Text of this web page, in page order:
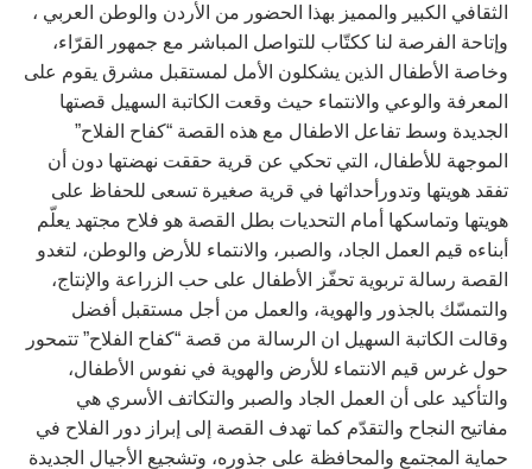
الثقافي الكبير والمميز بهذا الحضور من الأردن والوطن العربي ،
وإتاحة الفرصة لنا ككتّاب للتواصل المباشر مع جمهور القرّاء،
وخاصة الأطفال الذين يشكلون الأمل لمستقبل مشرق يقوم على
المعرفة والوعي والانتماء حيث وقعت الكاتبة السهيل قصتها
الجديدة وسط تفاعل الاطفال مع هذه القصة “كفاح الفلاح”
الموجهة للأطفال، التي تحكي عن قرية حققت نهضتها دون أن
تفقد هويتها وتدورأحداثها في قرية صغيرة تسعى للحفاظ على
هويتها وتماسكها أمام التحديات بطل القصة هو فلاح مجتهد يعلّم
أبناءه قيم العمل الجاد، والصبر، والانتماء للأرض والوطن، لتغدو
القصة رسالة تربوية تحفّز الأطفال على حب الزراعة والإنتاج،
والتمسّك بالجذور والهوية، والعمل من أجل مستقبل أفضل
وقالت الكاتبة السهيل ان الرسالة من قصة “كفاح الفلاح” تتمحور
حول غرس قيم الانتماء للأرض والهوية في نفوس الأطفال،
والتأكيد على أن العمل الجاد والصبر والتكاتف الأسري هي
مفاتيح النجاح والتقدّم كما تهدف القصة إلى إبراز دور الفلاح في
حماية المجتمع والمحافظة على جذوره، وتشجيع الأجيال الجديدة